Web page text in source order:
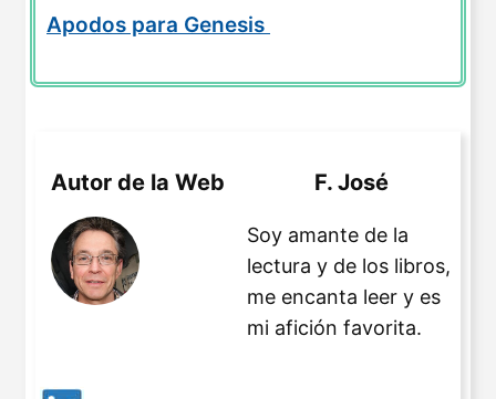
Apodos para Genesis
Autor de la Web F. José
Soy amante de la
lectura y de los libros,
me encanta leer y es
mi afición favorita.